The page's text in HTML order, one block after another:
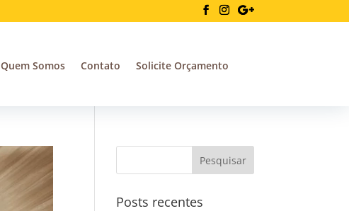
Quem Somos Contato Solicite Orçamento
Posts recentes